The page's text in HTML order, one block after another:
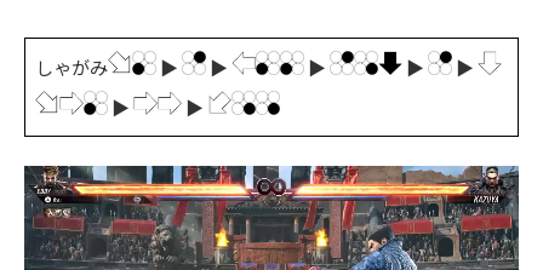
しゃがみ ▶ ▶ ▶ ▶
▶
▶
▶